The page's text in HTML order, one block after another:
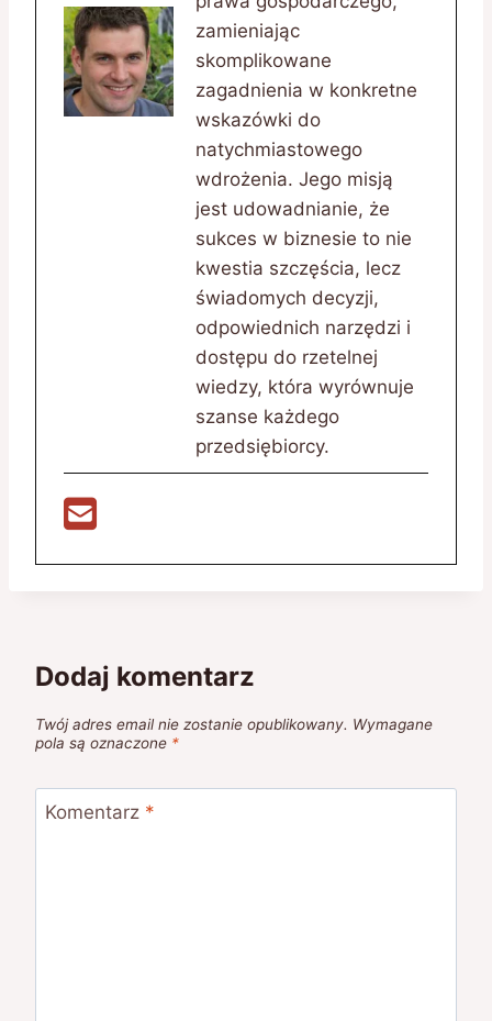
zamieniając
skomplikowane
zagadnienia w konkretne
wskazówki do
natychmiastowego
wdrożenia. Jego misją
jest udowadnianie, że
sukces w biznesie to nie
kwestia szczęścia, lecz
świadomych decyzji,
odpowiednich narzędzi i
dostępu do rzetelnej
wiedzy, która wyrównuje
szanse każdego
przedsiębiorcy.
Dodaj komentarz
Twój adres email nie zostanie opublikowany. Wymagane
pola są oznaczone *
Komentarz *